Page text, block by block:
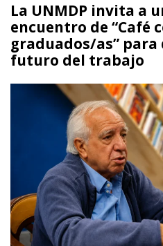
La UNMDP invita a
encuentro de “Café
graduados/as”
futuro del trabajo